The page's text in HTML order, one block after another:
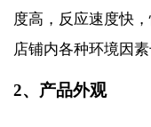
度高，反应速度快
店铺内各种环境因素
2、 产品外观